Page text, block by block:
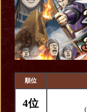
順位
4位